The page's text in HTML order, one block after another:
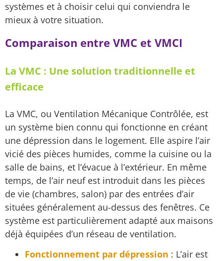
systèmes et à choisir celui qui conviendra le
mieux à votre situation.
Comparaison entre VMC et VMCI
La VMC : Une solution traditionnelle et
efficace
La VMC, ou Ventilation Mécanique Contrôlée, est
un système bien connu qui fonctionne en créant
une dépression dans le logement. Elle aspire l’air
vicié des pièces humides, comme la cuisine ou la
salle de bains, et l’évacue à l’extérieur. En même
temps, de l’air neuf est introduit dans les pièces
de vie (chambres, salon) par des entrées d’air
situées généralement au-dessus des fenêtres. Ce
système est particulièrement adapté aux maisons
déjà équipées d’un réseau de ventilation.
Fonctionnement par dépression : L’air est